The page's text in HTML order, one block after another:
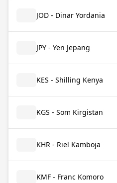
JOD - Dinar Yordania
JPY - Yen Jepang
KES - Shilling Kenya
KGS - Som Kirgistan
KHR - Riel Kamboja
KMF - Franc Komoro